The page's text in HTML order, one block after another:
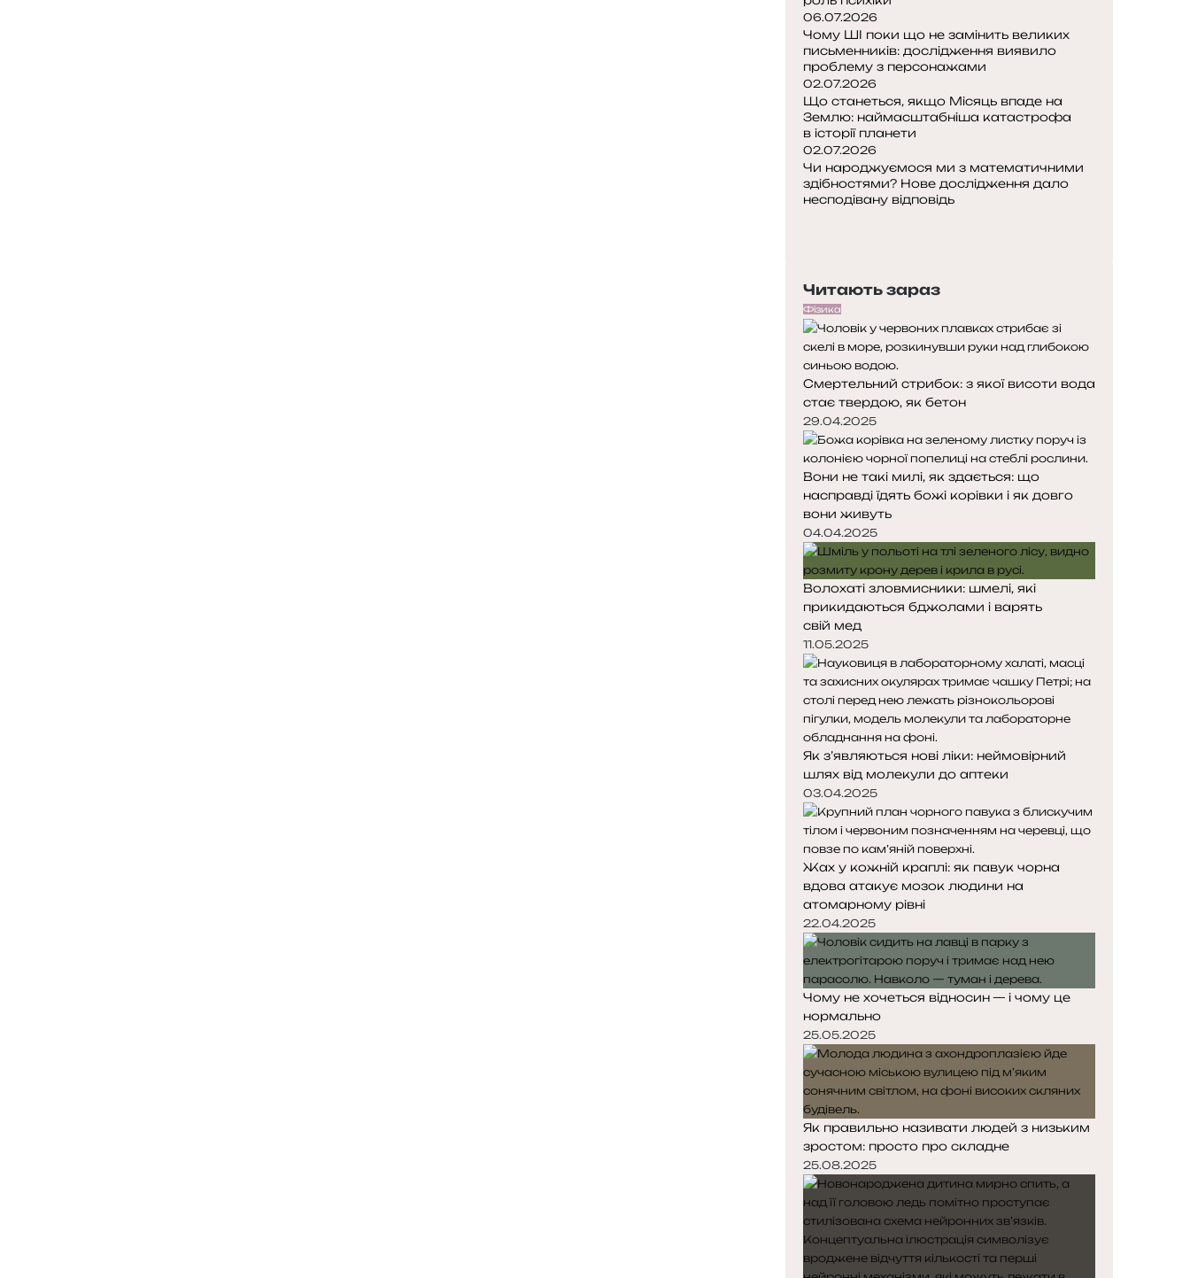
06.07.2026
Чому ШІ поки що не замінить великих
письменників: дослідження виявило
проблему з персонажами
02.07.2026
Що станеться, якщо Місяць впаде на
Землю: наймасштабніша катастрофа
в історії планети
02.07.2026
Чи народжуємося ми з математичними
здібностями? Нове дослідження дало
несподівану відповідь
р
е
д
н
я
с
т
о
р
і
н
к
а
т
у
п
н
а
с
т
о
р
і
н
к
а
Читають зараз
Фізика
Смертельний стрибок: з якої висоти вода
стає твердою, як бетон
29.04.2025
Вони не такі милі, як здається: що
насправді їдять божі корівки і як довго
вони живуть
04.04.2025
Волохаті зловмисники: шмелі, які
прикидаються бджолами і варять
свій мед
11.05.2025
Як з’являються нові ліки: неймовірний
шлях від молекули до аптеки
03.04.2025
Жах у кожній краплі: як павук чорна
вдова атакує мозок людини на
атомарному рівні
22.04.2025
Чому не хочеться відносин — і чому це
нормально
25.05.2025
Як правильно називати людей з низьким
зростом: просто про складне
25.08.2025